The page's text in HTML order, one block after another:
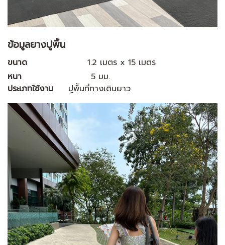
ข้อมูลยางปูพื้น
ขนาด
1.2 เมตร x 15 เมตร
หนา 5 มม.
ประเภทใช้งาน ปูพื้นที่ทางเดินยาว